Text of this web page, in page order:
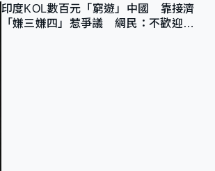
印度KOL數百元「窮遊」中國 靠接濟
「嫌三嫌四」惹爭議 網民：不歡迎劣